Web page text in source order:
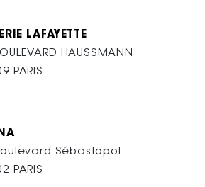
LAFAYETTE
HAUSSMANN
PARIS
Sébastopol
PARIS